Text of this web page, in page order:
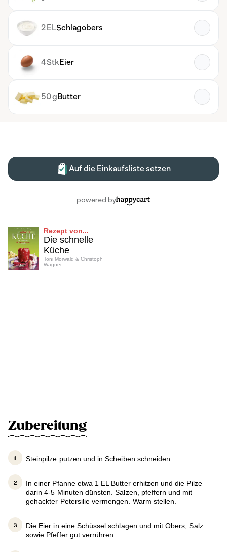
Rezept von...
Die schnelle
Küche
Toni Mörwald & Christoph
Wagner
Zubereitung
Steinpilze putzen und in Scheiben schneiden.
In einer Pfanne etwa 1 EL Butter erhitzen und die Pilze
darin 4-5 Minuten dünsten. Salzen, pfeffern und mit
gehackter Petersilie vermengen. Warm stellen.
Die Eier in eine Schüssel schlagen und mit Obers, Salz
sowie Pfeffer gut verrühren.